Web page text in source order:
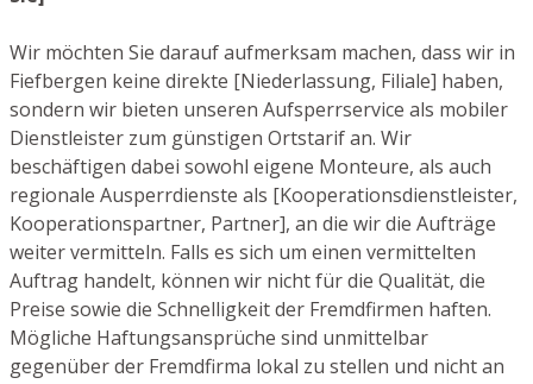
Wir möchten Sie darauf aufmerksam machen, dass wir in
Fiefbergen keine direkte [Niederlassung, Filiale] haben,
sondern wir bieten unseren Aufsperrservice als mobiler
Dienstleister zum günstigen Ortstarif an. Wir
beschäftigen dabei sowohl eigene Monteure, als auch
regionale Ausperrdienste als [Kooperationsdienstleister,
Kooperationspartner, Partner], an die wir die Aufträge
weiter vermitteln. Falls es sich um einen vermittelten
Auftrag handelt, können wir nicht für die Qualität, die
Preise sowie die Schnelligkeit der Fremdfirmen haften.
Mögliche Haftungsansprüche sind unmittelbar
gegenüber der Fremdfirma lokal zu stellen und nicht an